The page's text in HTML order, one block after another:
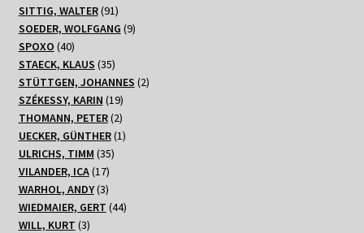
SITTIG, WALTER 9191
Produkte
SOEDER, WOLFGANG 99
SPOXO 4040
Produkte
STAECK, KLAUS 3535
Produkte
STÜTTGEN, JOHANNES 22
SZÉKESSY, KARIN 1919
Produkte
THOMANN, PETER 22
Produkte
UECKER, GÜNTHER 11
ULRICHS, TIMM 3535
VILANDER, ICA 1717
Produkte
WARHOL, ANDY 33
Produkte
WIEDMAIER, GERT 4444
WILL, KURT 33